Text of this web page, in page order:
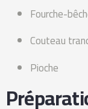
Fourche-
Couteau
Pioche